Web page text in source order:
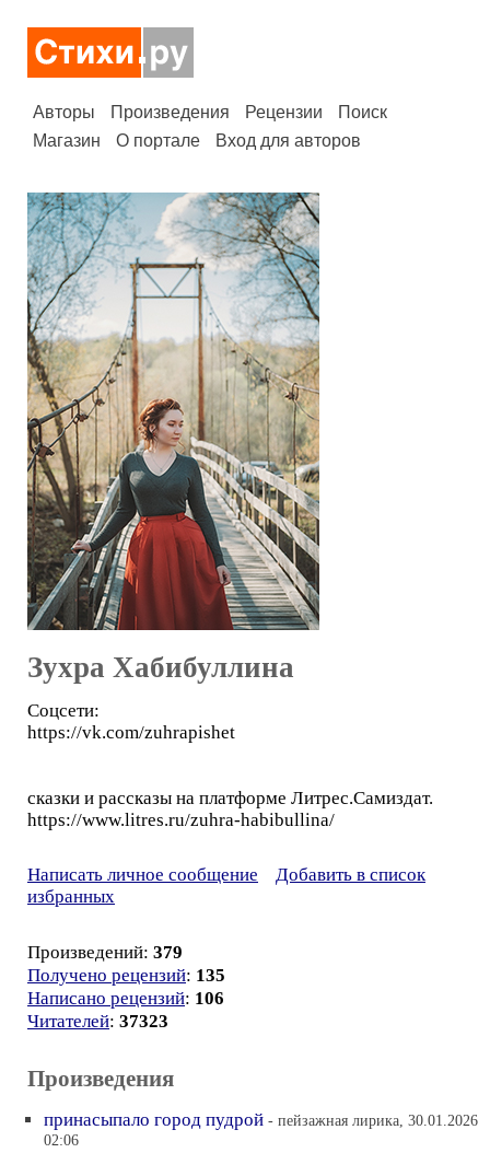
Авторы Произведения Рецензии
Поиск
Магазин
О портале Вход для авторов
Зухра Хабибуллина
Соцсети:
https://vk.com/zuhrapishet
сказки и рассказы на платформе Литрес.Самиздат.
https://www.litres.ru/zuhra-habibullina/
Написать личное сообщение
Добавить в список
избранных
Произведений: 379
Получено рецензий: 135
Написано рецензий: 106
Читателей: 37323
Произведения
принасыпало город пудрой - пейзажная лирика, 30.01.2026
02:06